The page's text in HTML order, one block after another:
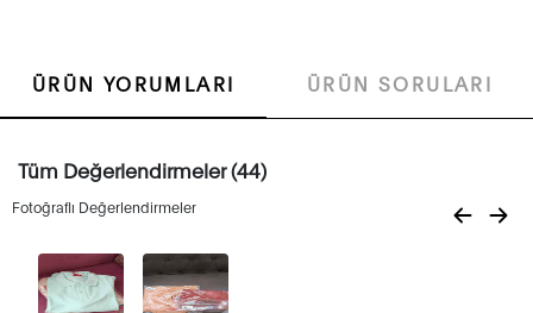
ÜRÜN YORUMLARI ÜRÜN SORULARI
Tüm Değerlendirmeler (44)
Fotoğraflı Değerlendirmeler